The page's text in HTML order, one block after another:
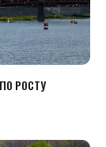
РОСТУ